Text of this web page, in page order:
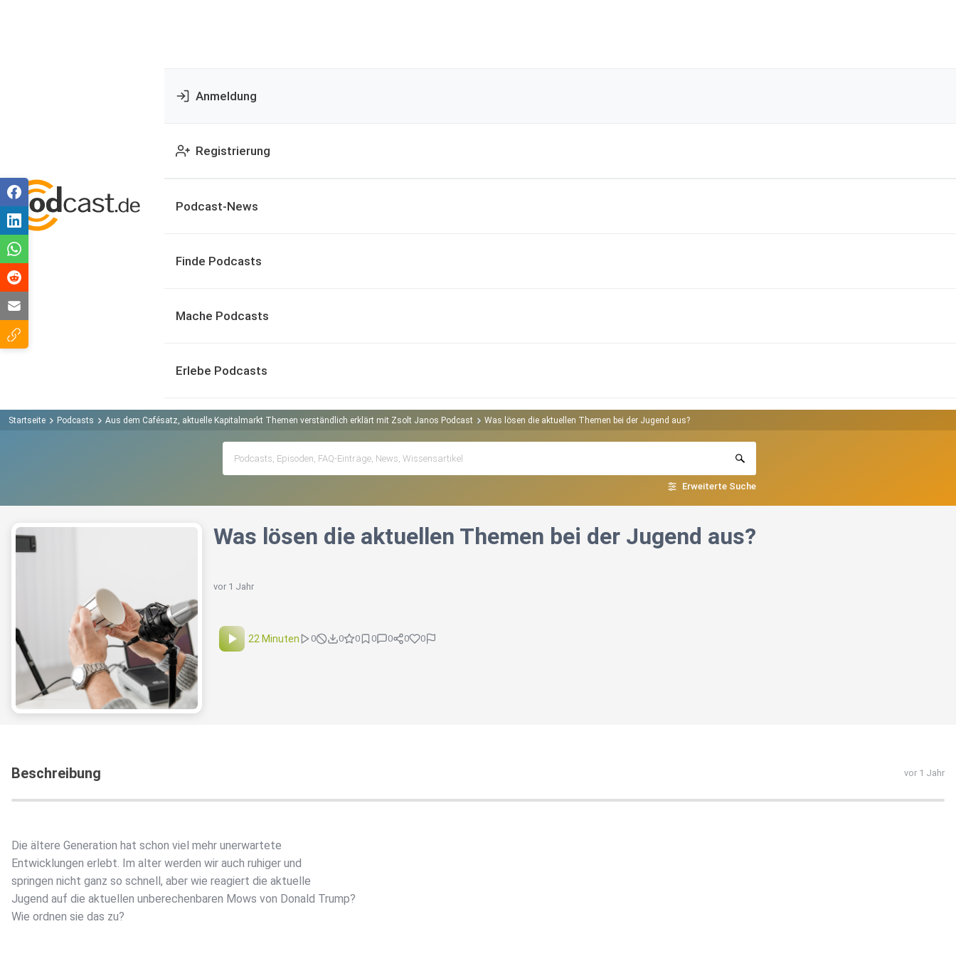
Anmeldung
Registrierung
Podcast-News
Finde Podcasts
Mache Podcasts
Erlebe Podcasts
Startseite Podcasts Aus dem Cafésatz, aktuelle Kapitalmarkt Themen verständlich erklärt mit Zsolt Janos Podcast Was lösen die aktuellen Themen bei der Jugend aus?
Erweiterte Suche
Was lösen die aktuellen Themen bei der Jugend aus?
vor 1 Jahr
22 Minuten 0 0 0 0 0 0 0
Beschreibung vor 1 Jahr
Die ältere Generation hat schon viel mehr unerwartete
Entwicklungen erlebt. Im alter werden wir auch ruhiger und
springen nicht ganz so schnell, aber wie reagiert die aktuelle
Jugend auf die aktuellen unberechenbaren Mows von Donald Trump?
Wie ordnen sie das zu?